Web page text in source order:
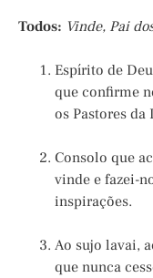
Todos: Vinde, Pai
Espírito de
que confirme
os Pastores da
Consolo que
vinde e fazei-
inspirações.
Ao sujo lavai,
que nunca